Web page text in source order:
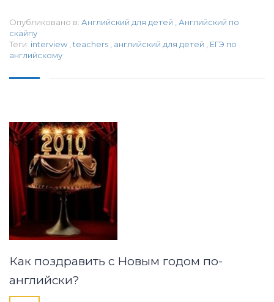
Опубликовано в: Английский для детей ,Английский по
скайпу
Теги: interview ,teachers , английский для детей , ЕГЭ по
английскому
Как поздравить с Новым годом по-
английски?